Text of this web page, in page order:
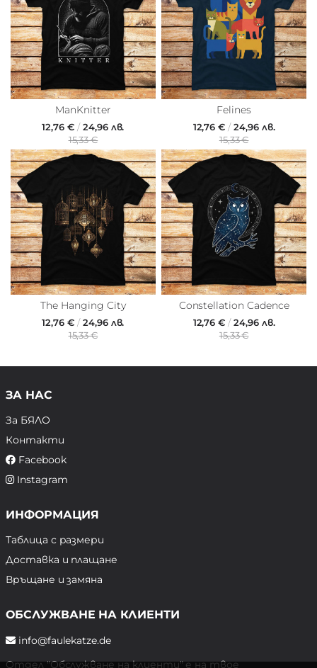
ManKnitter
12,76 € /24,96 лв.
15,33 €
Felines
12,76 €/24,96 лв.
15,33 €
The Hanging City
12,76 € /24,96 лв.
15,33 €
Constellation Cadence
12,76 €/24,96 лв.
15,33 €
ЗА НАС
За БЯЛО
Контакти
Facebook
Instagram
ИНФОРМАЦИЯ
Таблица с размери
Доставка и плащане
Връщане и замяна
ОБСЛУЖВАНЕ НА КЛИЕНТИ
info@faulekatze.de
Отдел "Обслужване на клиенти" е на твое